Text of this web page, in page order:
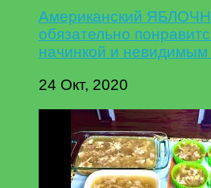
Американский
обязательно
начинкой и невидимым
24 Окт, 2020